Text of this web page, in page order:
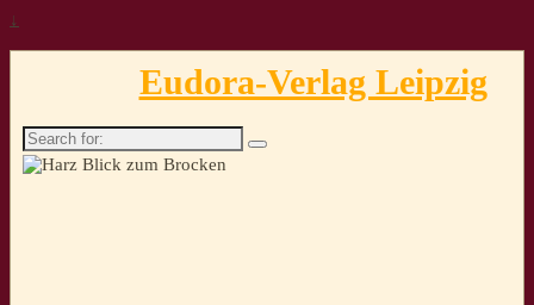
↓
Eudora-Verlag Leipzig
Search
for: